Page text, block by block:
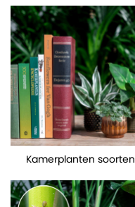
Kamerplanten soorten